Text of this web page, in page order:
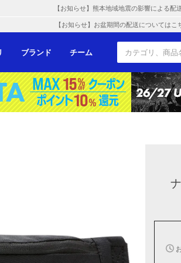
【お知らせ】熊本地域地震の影響による配
【お知らせ】お盆期間の配送についてはこ
ブランド チーム